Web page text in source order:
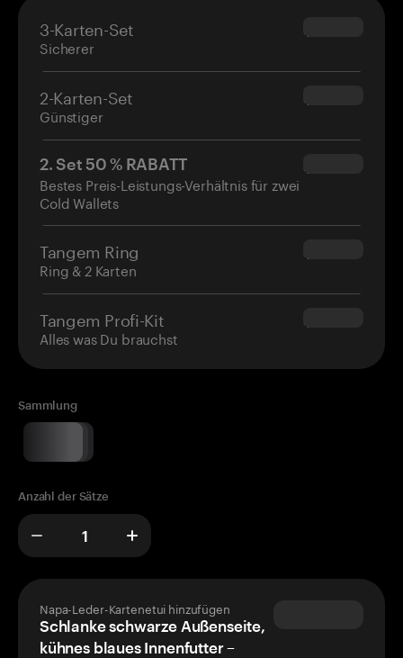
3-Karten-Set
Sicherer
$69.90
2-Karten-Set
Günstiger
$54.90
2. Set 50 % RABATT
Bestes Preis-Leistungs-Verhältnis für zwei
Cold Wallets
$34.95
Tangem Ring
Ring & 2 Karten
$160.00
Tangem Profi-Kit
Alles was Du brauchst
$180.00
Sammlung
Anzahl der Sätze
Napa-Leder-Kartenetui hinzufügen
Schlanke schwarze Außenseite,
kühnes blaues Innenfutter –